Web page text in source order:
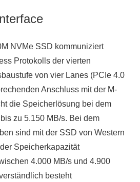
NVMe SSD kommuniziert
Protokolls der vierten
von vier Lanes (PCIe 4.0
Anschluss mit der M-
die Speicherlösung bei dem
zu 5.150 MB/s. Bei dem
sind mit der SSD von Western
Speicherkapazität
4.000 MB/s und 4.900
besteht